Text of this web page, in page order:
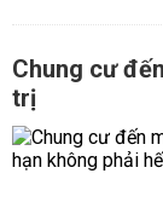
Chung cư
trị